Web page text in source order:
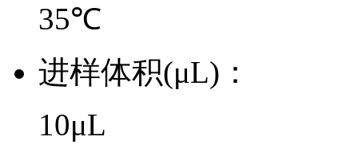
35℃
进样体积(μL)：
10μL